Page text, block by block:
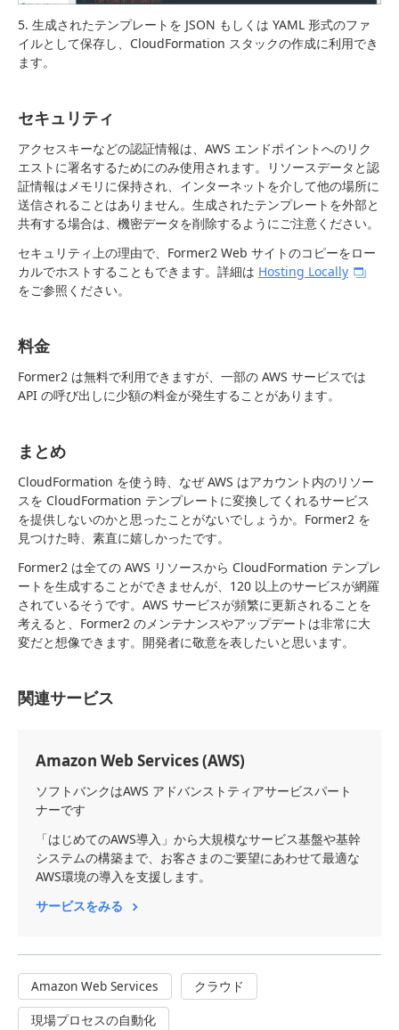
5. 生成されたテンプレートを JSON もしくは YAML 形式のファ
イルとして保存し、CloudFormation スタックの作成に利用でき
ます。
セキュリティ
アクセスキーなどの認証情報は、AWS エンドポイントへのリク
エストに署名するためにのみ使用されます。リソースデータと認
証情報はメモリに保持され、インターネットを介して他の場所に
送信されることはありません。生成されたテンプレートを外部と
共有する場合は、機密データを削除するようにご注意ください。
セキュリティ上の理由で、Former2 Web サイトのコピーをロー
カルでホストすることもできます。詳細は Hosting Locally
をご参照ください。
料金
Former2 は無料で利用できますが、一部の AWS サービスでは
API の呼び出しに少額の料金が発生することがあります。
まとめ
CloudFormation を使う時、なぜ AWS はアカウント内のリソー
スを CloudFormation テンプレートに変換してくれるサービス
を提供しないのかと思ったことがないでしょうか。Former2 を
見つけた時、素直に嬉しかったです。
Former2 は全ての AWS リソースから CloudFormation テンプレ
ートを生成することができませんが、120 以上のサービスが網羅
されているそうです。AWS サービスが頻繁に更新されることを
考えると、Former2 のメンテナンスやアップデートは非常に大
変だと想像できます。開発者に敬意を表したいと思います。
関連サービス
Amazon Web Services (AWS)
ソフトバンクはAWS アドバンストティアサービスパート
ナーです
「はじめてのAWS導入」から大規模なサービス基盤や基幹
システムの構築まで、お客さまのご要望にあわせて最適な
AWS環境の導入を支援します。
サービスをみる
Amazon Web Services
クラウド
現場プロセスの自動化